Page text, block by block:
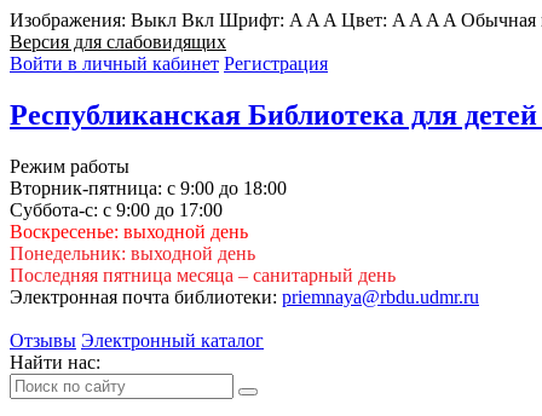
Изображения: Выкл Вкл Шрифт: A A A Цвет: A A A A Обычная
Версия для слабовидящих
Войти в личный кабинет Регистрация
Республиканская Библиотека для
Режим работы
Вторник-пятница: с 9:00 до 18:00
Суббота-с: с 9:00 до 17:00
Воскресенье: выходной день
Понедельник: выходной день
Последняя пятница месяца – санитарный день
Электронная почта библиотеки: priemnaya@rbdu.udmr.ru
Отзывы Электронный каталог
Найти нас: